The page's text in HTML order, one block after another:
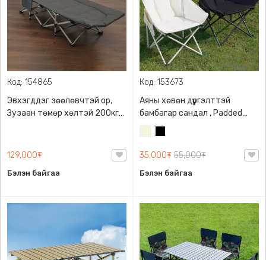
Код: 154865
Эвхэгддэг зөөлөвчтэй ор,
Зузаан төмөр хөлтэй 200кг
129,000₮
Бэлэн байгаа
Код: 153673
Аяны хөвөн дүүргэлттэй
бамбагар сандал , Padded
Camping Chair, TANLOOK брэнд
/
Бэйж/
35,000₮ 55,000₮
Бэлэн байгаа